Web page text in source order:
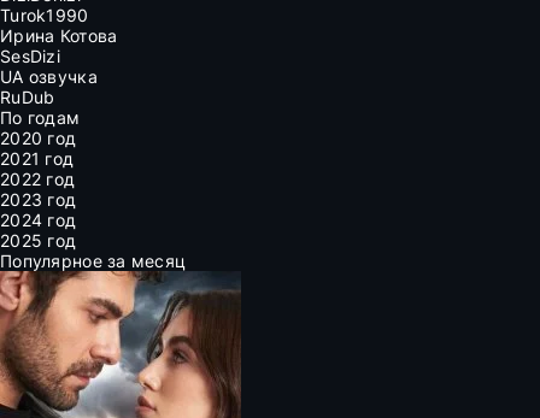
Turok1990
Ирина Котова
SesDizi
UA озвучка
RuDub
По годам
2020 год
2021 год
2022 год
2023 год
2024 год
2025 год
Популярное за месяц